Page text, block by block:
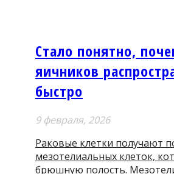
Стало понятно,
яичников
быстро
9 февраля, 2026
Раковые клетки получают
мезотелиальных клеток,
брюшную полость.